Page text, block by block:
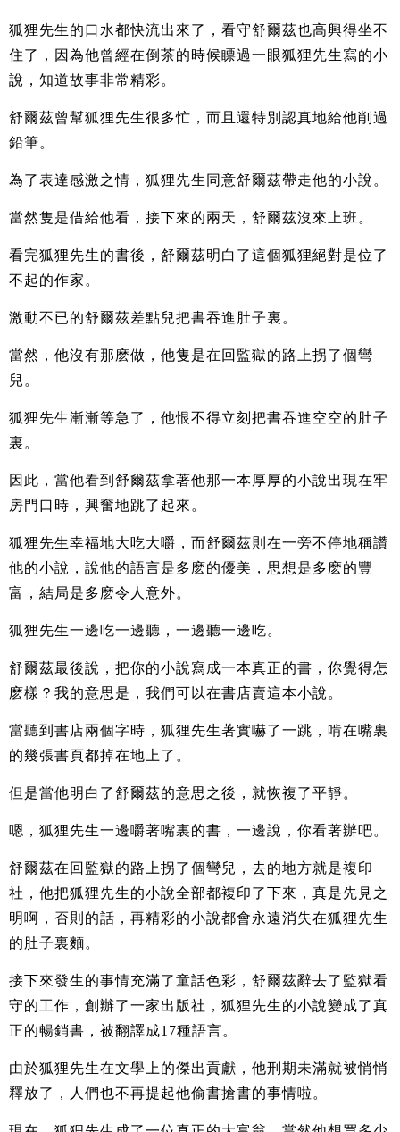
狐狸先生的口水都快流出來了，看守舒爾茲也高興得坐不
住了，因為他曾經在倒茶的時候瞟過一眼狐狸先生寫的小
說，知道故事非常精彩。
舒爾茲曾幫狐狸先生很多忙，而且還特別認真地給他削過
鉛筆。
為了表達感激之情，狐狸先生同意舒爾茲帶走他的小說。
當然隻是借給他看，接下來的兩天，舒爾茲沒來上班。
看完狐狸先生的書後，舒爾茲明白了這個狐狸絕對是位了
不起的作家。
激動不已的舒爾茲差點兒把書吞進肚子裏。
當然，他沒有那麽做，他隻是在回監獄的路上拐了個彎
兒。
狐狸先生漸漸等急了，他恨不得立刻把書吞進空空的肚子
裏。
因此，當他看到舒爾茲拿著他那一本厚厚的小說出現在牢
房門口時，興奮地跳了起來。
狐狸先生幸福地大吃大嚼，而舒爾茲則在一旁不停地稱讚
他的小說，說他的語言是多麽的優美，思想是多麽的豐
富，結局是多麽令人意外。
狐狸先生一邊吃一邊聽，一邊聽一邊吃。
舒爾茲最後說，把你的小說寫成一本真正的書，你覺得怎
麽樣？我的意思是，我們可以在書店賣這本小說。
當聽到書店兩個字時，狐狸先生著實嚇了一跳，啃在嘴裏
的幾張書頁都掉在地上了。
但是當他明白了舒爾茲的意思之後，就恢複了平靜。
嗯，狐狸先生一邊嚼著嘴裏的書，一邊說，你看著辦吧。
舒爾茲在回監獄的路上拐了個彎兒，去的地方就是複印
社，他把狐狸先生的小說全部都複印了下來，真是先見之
明啊，否則的話，再精彩的小說都會永遠消失在狐狸先生
的肚子裏麵。
接下來發生的事情充滿了童話色彩，舒爾茲辭去了監獄看
守的工作，創辦了一家出版社，狐狸先生的小說變成了真
正的暢銷書，被翻譯成17種語言。
由於狐狸先生在文學上的傑出貢獻，他刑期未滿就被悄悄
釋放了，人們也不再提起他偷書搶書的事情啦。